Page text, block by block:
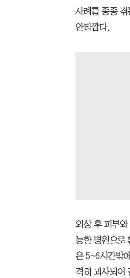
사례를 종종
안타깝다.
외상 후 피부
능한 병원으로
은 5~6시간밖
격히 괴사되어